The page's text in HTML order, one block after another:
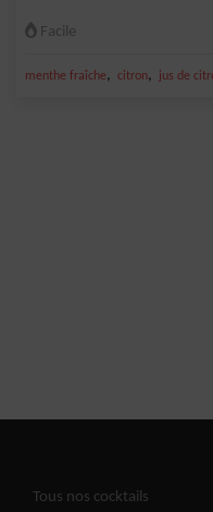
Facile
menthe fraîche, citron, jus de
Tous nos cocktails